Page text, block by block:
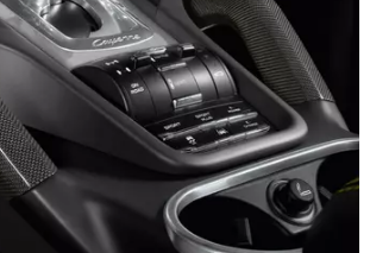
DATENBLATT